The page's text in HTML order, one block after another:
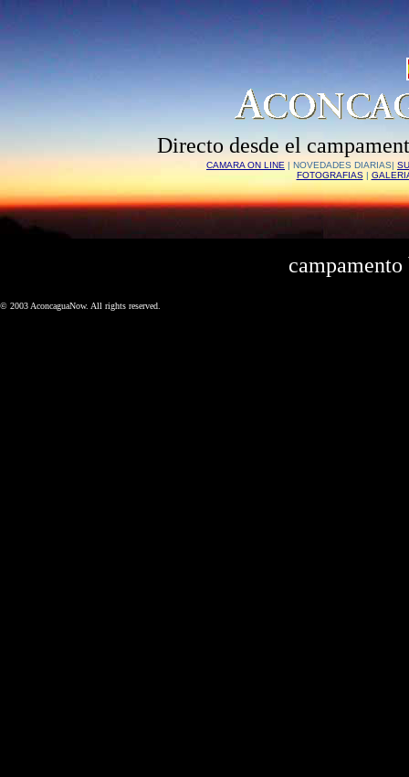
Directo desde el
CAMARA ON LINE | NOVEDADES DIARIAS|
FOTOGRAFIAS |
© 2003 AconcaguaNow. All rights reserved.